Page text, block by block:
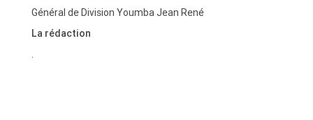
Général de Division Youmba Jean René
La rédaction
.